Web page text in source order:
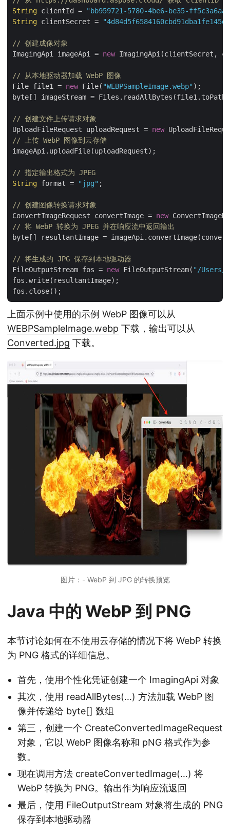
String clientId =
"bb959721-5780-4be6-be35-
String clientSecret =
// 创建成像对象
ImagingApi imageApi = new ImagingApi(clientSecret,
// 从本地驱动器加载 WebP 图像
File file1 = new File( "WEBPSampleImage.webp" );
byte[] imageStream =
// 创建文件上传请求对象
UploadFileRequest uploadRequest = new
// 上传 WebP 图像到云存储
imageApi.uploadFile(uploadRequest);
// 指定输出格式为 JPEG
String format = "jpg" ;
// 创建图像转换请求对象
ConvertImageRequest convertImage = new
// 将 WebP 转换为 JPEG 并在响应流中返回输出
byte[] resultantImage =
// 将生成的 JPG 保存到本地驱动器
FileOutputStream fos = new FileOutputStream( "/Users/
fos.write(resultantImage);
上面示例中使用的示例 WebP 图像可以从
WEBPSampleImage.webp 下载，输出可以从
Converted.jpg 下载。
图片：- WebP 到 JPG 的转换预览
Java 中的 WebP 到 PNG
本节讨论如何在不使用云存储的情况下将 WebP 转换
为 PNG 格式的详细信息。
首先，使用个性化凭证创建一个 ImagingApi 对象
其次，使用 readAllBytes(…) 方法加载 WebP 图
像并传递给 byte[] 数组
第三，创建一个 CreateConvertedImageRequest
对象，它以 WebP 图像名称和 pNG 格式作为参
数。
现在调用方法 createConvertedImage(…) 将
WebP 转换为 PNG。输出作为响应流返回
最后，使用 FileOutputStream 对象将生成的 PNG
保存到本地驱动器